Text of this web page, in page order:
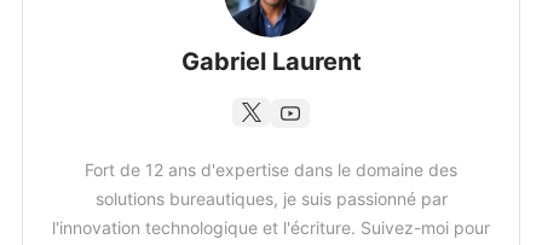
Gabriel Laurent
Fort de 12 ans d'expertise dans le domaine des
solutions bureautiques, je suis passionné par
l'innovation technologique et l'écriture. Suivez-moi pour